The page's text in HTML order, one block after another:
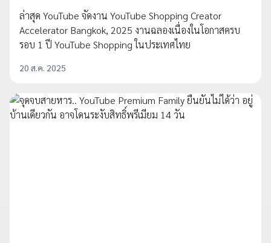
ล่าสุด YouTube จัดงาน YouTube Shopping Creator
Accelerator Bangkok, 2025 งานฉลองเนื่องในโอกาสครบ
รอบ 1 ปี YouTube Shopping ในประเทศไทย
20 ส.ค. 2025